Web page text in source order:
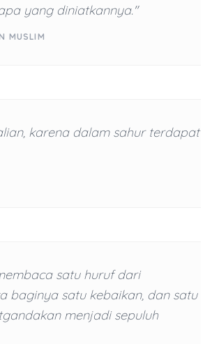
yang diniatkannya."
MUSLIM
karena dalam sahur terdapat
satu huruf dari
baginya satu kebaikan, dan satu
menjadi sepuluh